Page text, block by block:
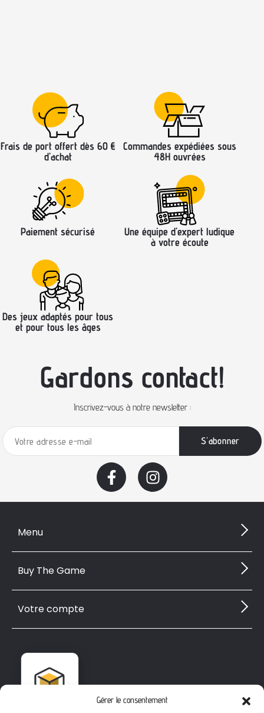
Gérer le consentement
Frais de port offert dès 60 €
d’achat
Commandes expédiées sous
48H ouvrées
Paiement sécurisé
Une équipe d’expert ludique
à votre écoute
Des jeux adaptés pour tous
et pour tous les âges
Gardons contact!
Inscrivez-vous à notre newsletter :
Menu
Buy The Game
Votre compte